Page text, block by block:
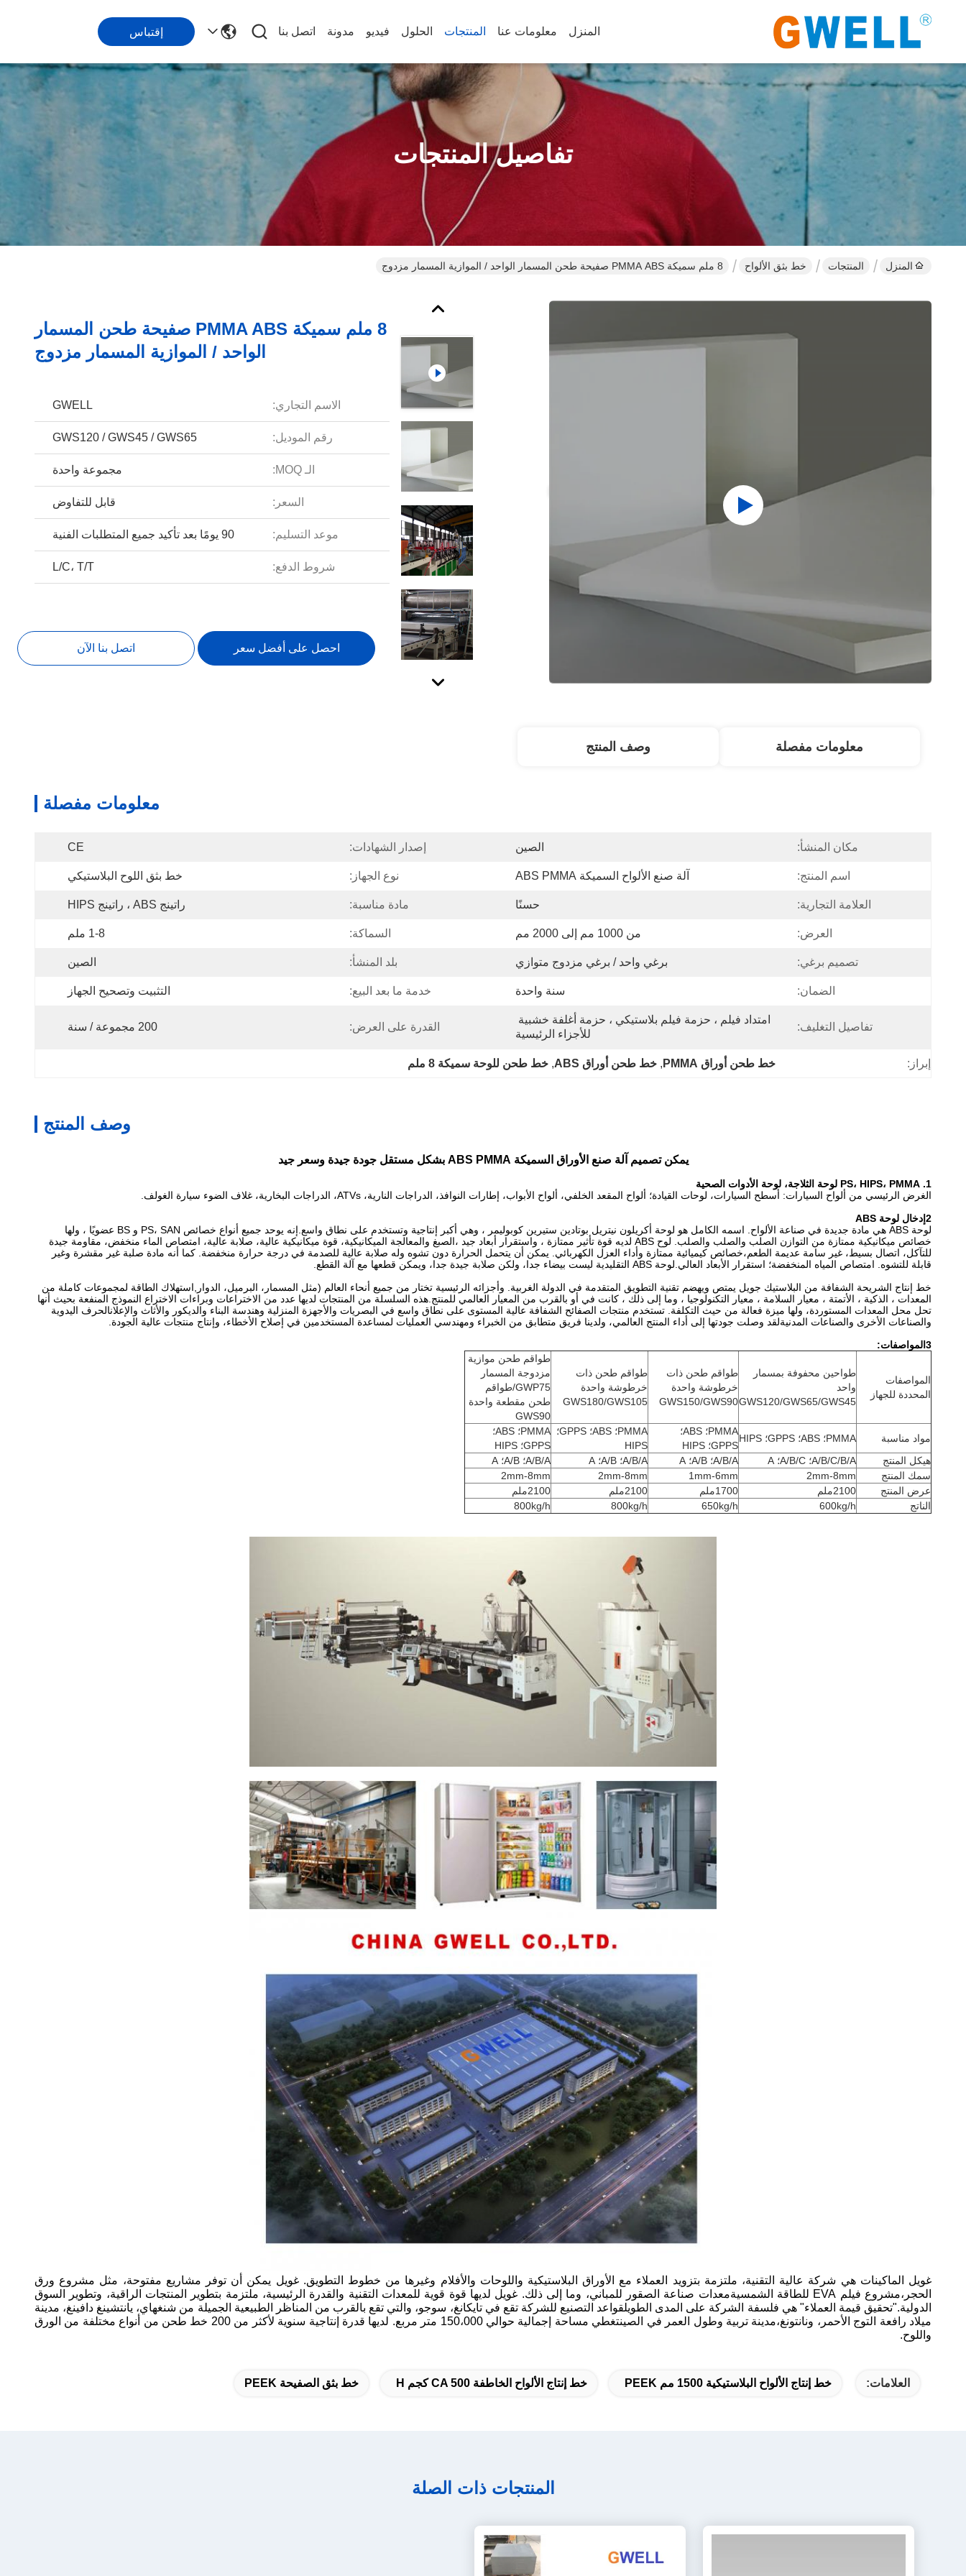
المنزل معلومات عنا المنتجات الحلول فيديو مدونة اتصل بنا إقتباس
تفاصيل المنتجات
المنزل المنتجات خط بثق الألواح 8 ملم سميكة PMMA ABS صفيحة طحن المسمار الواحد / الموازية المسمار مزدوج
8 ملم سميكة PMMA ABS صفيحة طحن المسمار
الواحد / الموازية المسمار مزدوج
الاسم التجاري: GWELL
رقم الموديل: GWS120 / GWS45 / GWS65
الـ MOQ: مجموعة واحدة
السعر: قابل للتفاوض
موعد التسليم: 90 يومًا بعد تأكيد جميع المتطلبات الفنية
شروط الدفع: L/C، T/T
احصل على أفضل سعر اتصل بنا الآن
معلومات مفصلة وصف المنتج
معلومات مفصلة
مكان المنشأ: الصين إصدار الشهادات: CE
اسم المنتج: آلة صنع الألواح السميكة ABS PMMA نوع الجهاز: خط بثق اللوح البلاستيكي
العلامة التجارية: حسنًا مادة مناسبة: راتينج ABS ، راتينج HIPS
العرض: من 1000 مم إلى 2000 مم السماكة: 1-8 ملم
تصميم برغي: برغي واحد / برغي مزدوج متوازي بلد المنشأ: الصين
الضمان: سنة واحدة خدمة ما بعد البيع: التثبيت وتصحيح الجهاز
تفاصيل التغليف:
للأجزاء الرئيسية
القدرة على العرض: 200 مجموعة / سنة
إبراز: خط طحن أوراق PMMA , خط طحن أوراق ABS , خط طحن للوحة سميكة 8 ملم
وصف المنتج
يمكن تصميم آلة صنع الأوراق السميكة ABS PMMA بشكل مستقل جودة جيدة وسعر جيد
1. PS، HIPS، PMMA لوحة الثلاجة، لوحة الأدوات الصحية
الغرض الرئيسي من ألواح السيارات: أسطح السيارات، لوحات القيادة؛ ألواح المقعد الخلفي، ألواح الأبواب، إطارات النوافذ، الدراجات النارية، ATVs، الدراجات البخارية، غلاف الضوء سيارة الغولف.
2إدخال لوحة ABS
لوحة ABS هي مادة جديدة في صناعة الألواح. اسمه الكامل هو لوحة أكريلون نيتريل بوتادين ستيرين كوبوليمر ، وهي أكبر إنتاجية وتستخدم على نطاق واسع.إنه يوحد جميع أنواع خصائص PS، SAN و BS عضويًا ، ولها
خصائص ميكانيكية ممتازة من التوازن الصلب والصلب والصلب. لوح ABS لديه قوة تأثير ممتازة ، واستقرار أبعاد جيد ،الصبغ والمعالجة الميكانيكية، قوة ميكانيكية عالية، صلابة عالية، امتصاص الماء منخفض، مقاومة جيدة
للتآكل، اتصال بسيط، غير سامة عديمة الطعم،خصائص كيميائية ممتازة وأداء العزل الكهربائي. يمكن أن يتحمل الحرارة دون تشوه وله صلابة عالية للصدمة في درجة حرارة منخفضة. كما أنه مادة صلبة غير مقشرة وغير
قابلة للتشوه. امتصاص المياه المنخفضة؛ استقرار الأبعاد العالي.لوحة ABS التقليدية ليست بيضاء جدا، ولكن صلابة جيدة جدا، ويمكن قطعها مع آلة القطع.
خط إنتاج الشريحة الشفافة من البلاستيك جويل يمتص ويهضم تقنية التطويق المتقدمة في الدولة الغربية. وأجزائه الرئيسية تختار من جميع أنحاء العالم (مثل المسمار، البرميل، الدوار,استهلاك الطاقة لمجموعات كاملة من
المعدات ، الذكية ، الأتمتة ، معيار السلامة ، معيار التكنولوجيا ، وما إلى ذلك ، كانت في أو بالقرب من المعيار العالمي للمنتج.هذه السلسلة من المنتجات لديها عدد من الاختراعات وبراءات الاختراع النموذج المنفعة بحيث أنها
تحل محل المعدات المستوردة، ولها ميزة فعالة من حيث التكلفة. تستخدم منتجات الصفائح الشفافة عالية المستوى على نطاق واسع في البصريات والأجهزة المنزلية وهندسة البناء والديكور والأثاث والإعلانالحرف اليدوية
والصناعات الأخرى والصناعات المدنيةلقد وصلت جودتها إلى أداء المنتج العالمي، ولدينا فريق متطابق من الخبراء ومهندسي العمليات لمساعدة المستخدمين في إصلاح الأخطاء، وإنتاج منتجات عالية الجودة.
3المواصفات:
المواصفات
المحددة للجهاز
طواحين محفوفة بمسمار
واحد
GWS120/GWS65/GWS45
طواقم طحن ذات
خرطوشة واحدة
GWS150/GWS90
طواقم طحن ذات
خرطوشة واحدة
GWS180/GWS105
طواقم طحن موازية
مزدوجة المسمار
GWP75/طواقم
طحن مقطعة واحدة
GWS90
مواد مناسبة
PMMA؛ ABS؛ GPPS؛ HIPS
PMMA؛ ABS؛
GPPS؛ HIPS
PMMA؛ ABS؛ GPPS؛
HIPS
PMMA؛ ABS؛
GPPS؛ HIPS
هيكل المنتج
A/B/C/B/A؛ A/B/C؛ A A/B/A؛ A/B؛ A A/B/A؛ A/B؛ A
A/B/A؛ A/B؛ A
سمك المنتج
2mm-8mm
1mm-6mm
2mm-8mm
2mm-8mm
عرض المنتج
2100ملم 1700ملم 2100ملم
2100ملم
الناتج
600kg/h
650kg/h
800kg/h
800kg/h
غويل الماكينات هي شركة عالية التقنية، ملتزمة بتزويد العملاء مع الأوراق البلاستيكية واللوحات والأفلام وغيرها من خطوط التطويق. غويل يمكن أن توفر مشاريع مفتوحة، مثل مشروع ورق
الحجر،مشروع فيلم EVA للطاقة الشمسيةمعدات صناعة الصقور للمباني، وما إلى ذلك. غويل لديها قوة قوية للمعدات التقنية والقدرة الرئيسية، ملتزمة بتطوير المنتجات الراقية، وتطوير السوق
الدولية."تحقيق قيمة العملاء" هي فلسفة الشركة على المدى الطويلقواعد التصنيع للشركة تقع في تايكانغ، سوجو، والتي تقع بالقرب من المناظر الطبيعية الجميلة من شنغهاي، يانتشينغ دافينغ، مدينة
ميلاد رافعة التوج الأحمر، ونانتونغ،مدينة تربية وطول العمر في الصينتغطي مساحة إجمالية حوالي 150،000 متر مربع. لديها قدرة إنتاجية سنوية لأكثر من 200 خط طحن من أنواع مختلفة من الورق
واللوح.
العلامات: خط إنتاج الألواح البلاستيكية 1500 مم PEEK خط إنتاج الألواح الخاطفة CA 500 كجم H خط بثق الصفيحة PEEK
المنتجات ذات الصلة